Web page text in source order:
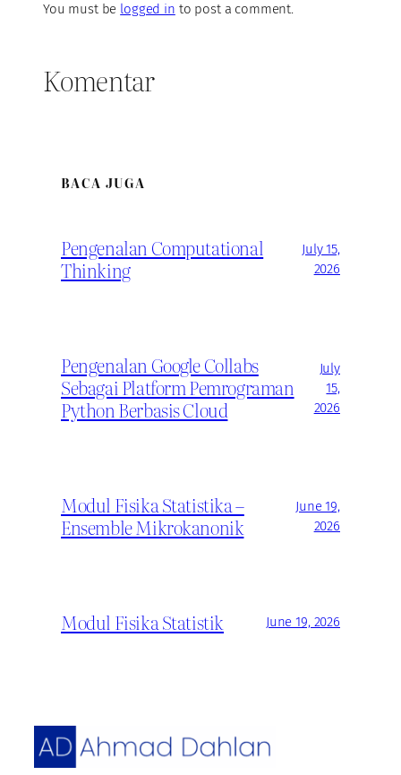
You must be logged in to post a comment.
Komentar
BACA JUGA
Pengenalan Computational
Thinking
July 15,
2026
Pengenalan Google Collabs
Sebagai Platform Pemrograman
Python Berbasis Cloud
July
15,
2026
Modul Fisika Statistika –
Ensemble Mikrokanonik
June 19,
2026
Modul Fisika Statistik June 19, 2026